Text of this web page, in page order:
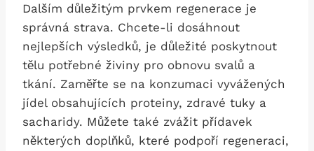
Dalším důležitým prvkem regenerace je
správná strava. Chcete-li dosáhnout
nejlepších výsledků, je důležité poskytnout
tělu potřebné živiny pro obnovu svalů a
tkání. Zaměřte ⁤se‌ na konzumaci vyvážených
jídel obsahujících proteiny, zdravé tuky a
sacharidy. Můžete také zvážit přídavek
některých doplňků, které podpoří regeneraci,⁢